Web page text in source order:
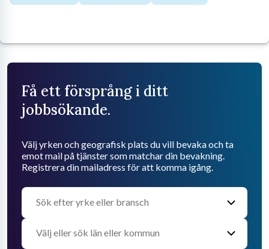
Få ett försprång i ditt
jobbsökande.
Välj yrken och geografisk plats du vill bevaka och ta
emot mail på tjänster som matchar din bevakning.
Registrera din mailadress för att komma igång.